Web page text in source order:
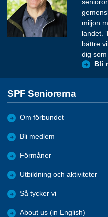
miljon
landet.
bättre
dig som
Bli
SPF Seniorerna
Om förbundet
Bli medlem
Förmåner
Utbildning och aktiviteter
Så tycker vi
About us (in English)